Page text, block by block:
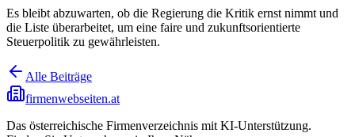
Es bleibt abzuwarten, ob die Regierung die Kritik ernst nimmt und
die Liste überarbeitet, um eine faire und zukunftsorientierte
Steuerpolitik zu gewährleisten.
Alle Beiträge
firmenwebseiten.at
Das österreichische Firmenverzeichnis mit KI-Unterstützung.